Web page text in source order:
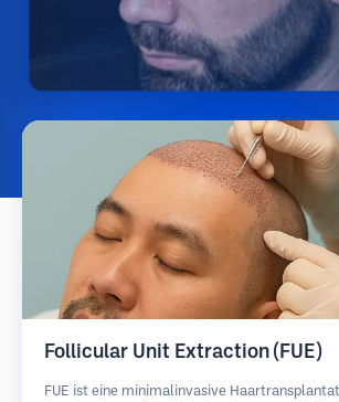
Follicular Unit Extraction (FUE)
FUE ist eine minimalinvasive